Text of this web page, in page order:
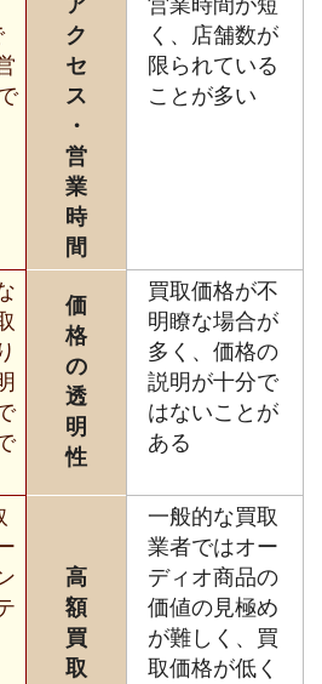
ク
セ
ス
・
営
業
時
間
く、店舗数が
限られている
ことが多い
価
格
の
透
明
性
買取価格が不
明瞭な場合が
多く、価格の
説明が十分で
はないことが
ある
高
額
買
取
一般的な買取
業者ではオー
ディオ商品の
価値の見極め
が難しく、買
取価格が低く